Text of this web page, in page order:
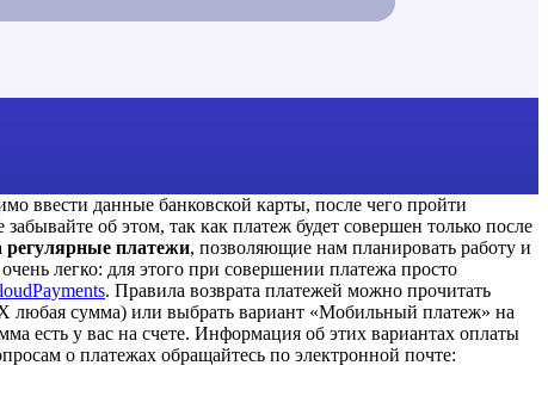
ввести данные банковской карты, после чего пройти
об этом, так как платеж будет совершен только после
регулярные платежи, позволяющие нам планировать работу и
легко: для этого при совершении платежа просто
. Правила возврата платежей можно прочитать
сумма) или выбрать вариант «Мобильный платеж» на
есть у вас на счете. Информация об этих вариантах оплаты
о платежах обращайтесь по электронной почте: